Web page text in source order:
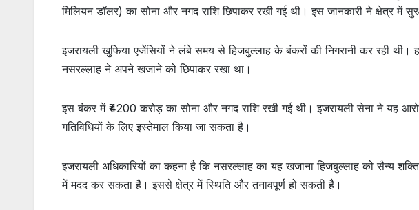
मिलियन डॉलर) का सोना और नगद राशि छिपाकर रखी गई थी। इस जानकारी ने क्षेत्र में
इजरायली खुफिया एजेंसियों ने लंबे समय से हिजबुल्लाह के बंकरों की निगरानी कर रही थी।
नसरल्लाह ने अपने खजाने को छिपाकर रखा था।
इस बंकर में ₹4200 करोड़ का सोना और नगद राशि रखी गई थी। इजरायली सेना ने यह
गतिविधियों के लिए इस्तेमाल किया जा सकता है।
इजरायली अधिकारियों का कहना है कि नसरल्लाह का यह खजाना हिजबुल्लाह को सैन्य
में मदद कर सकता है। इससे क्षेत्र में स्थिति और तनावपूर्ण हो सकती है।